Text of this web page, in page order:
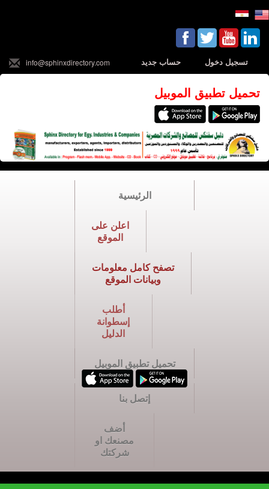
تسجيل دخول حساب جديد info@sphinxdirectory.com
تحميل تطبيق الموبيل
الرئيسية
اعلن على
الموقع
تصفح كامل معلومات
وبيانات الموقع
أطلب
إسطوانة
الدليل
تحميل تطبيق الموبيل
إتصل بنا
أضف
مصنعك او
شركتك